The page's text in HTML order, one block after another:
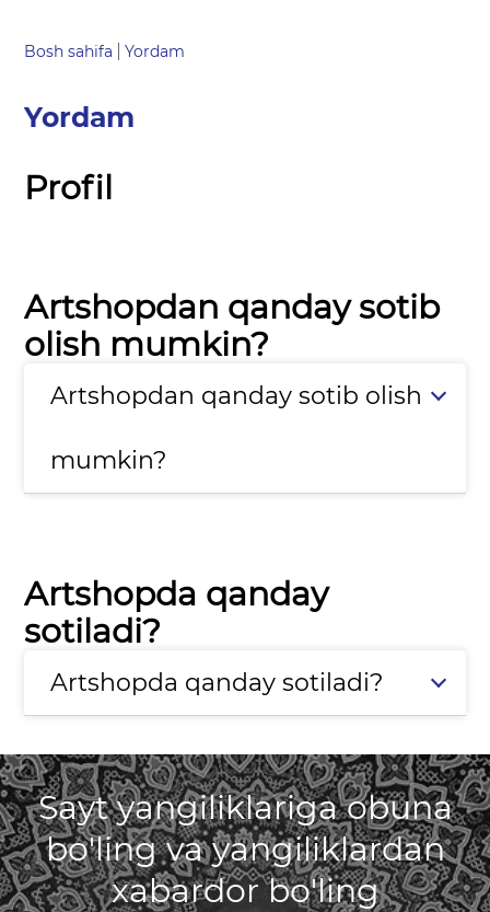
Bosh sahifa Yordam
Yordam
Profil
Artshopdan qanday sotib
olish mumkin?
Artshopdan qanday sotib olish
mumkin?
Artshopda qanday
sotiladi?
Artshopda qanday sotiladi?
Sayt yangiliklariga obuna
bo'ling va yangiliklardan
xabardor bo'ling